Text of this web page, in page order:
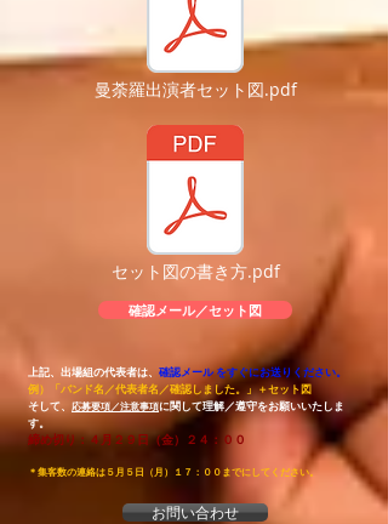
曼荼羅出演者セット図.pdf
セット図の書き方.pdf
確認メール／セット図
上記、出場組の代表者は、 確認メール をすぐにお送りください。
​例）「バンド名／代表者名／確認しました。」＋セット図
そして、 応募要項／注意事項に関して理解／遵守をお願いいたしま
す。
締め切り：４月２９日 （金）２４：００
​＊集客数の連絡は５月５日（月）１７：００までにしてください。
お問い合わせ